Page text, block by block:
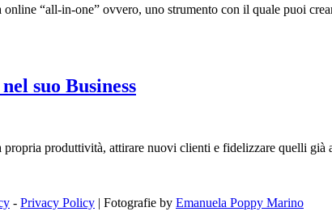
“all-in-one” ovvero, uno strumento con il quale puoi
suo Business
produttività, attirare nuovi clienti e fidelizzare quelli
- Privacy Policy | Fotografie by Emanuela Poppy Marino